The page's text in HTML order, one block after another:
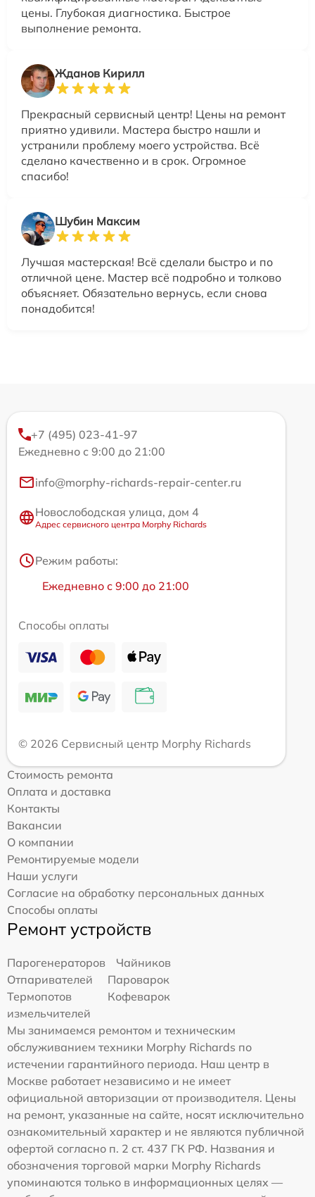
цены. Глубокая диагностика. Быстрое
выполнение ремонта.
Жданов Кирилл
Прекрасный сервисный центр! Цены на ремонт
приятно удивили. Мастера быстро нашли и
устранили проблему моего устройства. Всё
сделано качественно и в срок. Огромное
спасибо!
Шубин Максим
Лучшая мастерская! Всё сделали быстро и по
отличной цене. Мастер всё подробно и толково
объясняет. Обязательно вернусь, если снова
понадобится!
+7 (495) 023-41-97
Ежедневно с 9:00 до 21:00
info@morphy-richards-repair-center.ru
Новослободская улица, дом 4
Адрес сервисного центра Morphy Richards
Режим работы:
Ежедневно с 9:00 до 21:00
Способы оплаты
© 2026 Сервисный центр Morphy Richards
Стоимость ремонта
Оплата и доставка
Контакты
Вакансии
О компании
Ремонтируемые модели
Наши услуги
Согласие на обработку персональных данных
Способы оплаты
Ремонт устройств
Парогенераторов
Чайников
Отпаривателей
Пароварок
Термопотов
Кофеварок
измельчителей
Мы занимаемся ремонтом и техническим
обслуживанием техники Morphy Richards по
истечении гарантийного периода. Наш центр в
Москве работает независимо и не имеет
официальной авторизации от производителя. Цены
на ремонт, указанные на сайте, носят исключительно
ознакомительный характер и не являются публичной
офертой согласно п. 2 ст. 437 ГК РФ. Названия и
обозначения торговой марки Morphy Richards
упоминаются только в информационных целях —